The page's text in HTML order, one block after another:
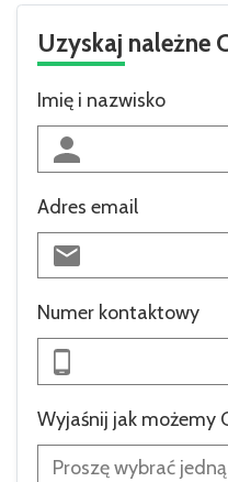
Uzyskaj należne
Imię i nazwisko
Adres email
Numer kontaktowy
Wyjaśnij jak możemy